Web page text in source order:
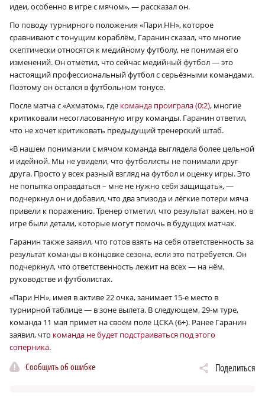
идеи, особенно в игре с мячом», — рассказал он.
По поводу турнирного положения «Пари НН», которое
сравнивают с тонущим кораблём, Гаранин сказал, что многие
скептически относятся к медийному футболу, не понимая его
изменений. Он отметил, что сейчас медийный футбол — это
настоящий профессиональный футбол с серьёзными командами.
Поэтому он остался в футбольном тонусе.
После матча с «Ахматом», где команда проиграла (0:2), многие
критиковали несогласованную игру команды. Гаранин ответил,
что не хочет критиковать предыдущий тренерский штаб.
«В нашем понимании с мячом команда выглядела более цельной
и идейной. Мы не увидели, что футболисты не понимали друг
друга. Просто у всех разный взгляд на футбол и оценку игры. Это
не попытка оправдаться – мне не нужно себя защищать», —
подчеркнул он и добавил, что два эпизода и лёгкие потери мяча
привели к поражению. Тренер отметил, что результат важен, но в
игре были детали, которые могут помочь в будущих матчах.
Гаранин также заявил, что готов взять на себя ответственность за
результат команды в концовке сезона, если это потребуется. Он
подчеркнул, что ответственность лежит на всех — на нём,
руководстве и футболистах.
«Пари НН», имея в активе 22 очка, занимает 15‑е место в
турнирной таблице — в зоне вылета. В следующем, 29‑м туре,
команда 11 мая примет на своём поле ЦСКА (6+). Ранее Гаранин
заявил, что команда не будет подстраиваться под этого
соперника.
Сообщить об ошибке Поделиться